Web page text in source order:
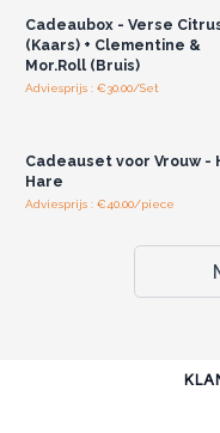
Cadeaubox - Verse
(Kaars) + Clementine &
Mor.Roll (Bruis)
Adviesprijs : €30.00/Set
Cadeauset voor Vrouw -
Hare
Adviesprijs : €40.00/piece